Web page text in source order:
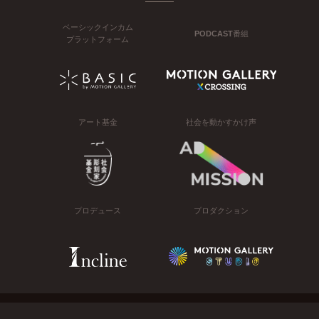
ベーシックインカム
プラットフォーム
PODCAST番組
アート基金 社会を動かすかけ声
プロデュース プロダクション